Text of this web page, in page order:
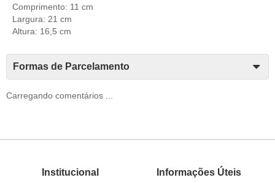
Comprimento: 11 cm
Largura: 21 cm
Altura: 16,5 cm
Formas de Parcelamento
Carregando comentários ...
Institucional Informações Úteis